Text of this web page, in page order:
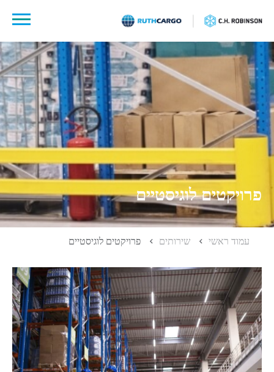
דלג
לתוכן
פרויקטים לוגיסטיים
עמוד ראשי שירותים פרויקטים לוגיסטיים